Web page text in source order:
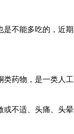
不能多吃的，近
药物，是一类人
不适、头痛、头